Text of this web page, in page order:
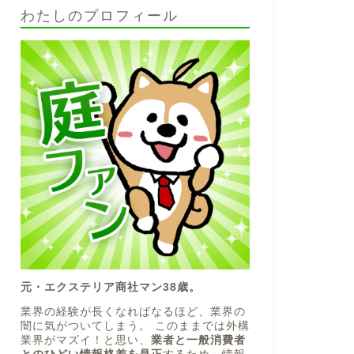
わたしのプロフィール
元・エクステリア商社マン38歳。
業界の経験が長くなればなるほど、業界の
闇に気がついてしまう。 このままでは外構
業界がマズイ！と思い、 業者と一般消費者